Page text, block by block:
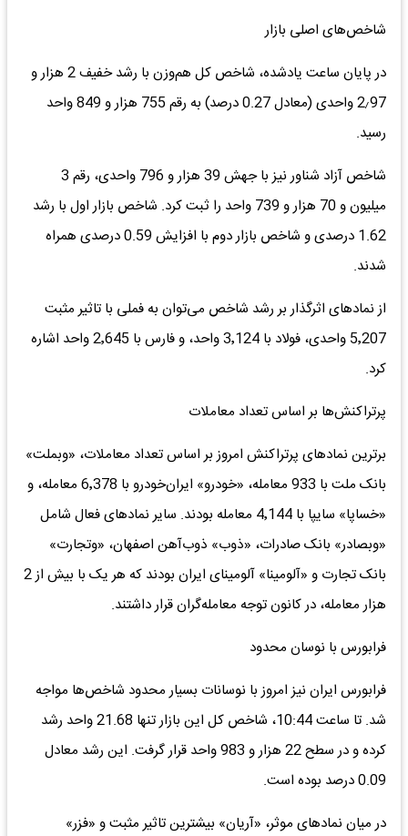
شاخص‌های اصلی بازار
در پایان ساعت یادشده، شاخص کل هم‌وزن با رشد خفیف 2 هزار و
2٫97 واحدی (معادل 0.27 درصد) به رقم 755 هزار و 849 واحد
رسید.
شاخص آزاد شناور نیز با جهش 39 هزار و 796 واحدی، رقم 3
میلیون و 70 هزار و 739 واحد را ثبت کرد. شاخص بازار اول با رشد
1.62 درصدی و شاخص بازار دوم با افزایش 0.59 درصدی همراه
شدند.
از نمادهای اثرگذار بر رشد شاخص می‌توان به فملی با تاثیر مثبت
5٬207 واحدی، فولاد با 3٬124 واحد، و فارس با 2٬645 واحد اشاره
کرد.
پرتراکنش‌ها بر اساس تعداد معاملات
برترین نمادهای پرتراکنش امروز بر اساس تعداد معاملات، «وبملت»
بانک ملت با 933 معامله، «خودرو» ایران‌خودرو با 6٬378 معامله، و
«خساپا» سایپا با 4٬144 معامله بودند. سایر نمادهای فعال شامل
«وبصادر» بانک صادرات، «ذوب» ذوب‌آهن اصفهان، «وتجارت»
بانک تجارت و «آلومینا» آلومینای ایران بودند که هر یک با بیش از 2
هزار معامله، در کانون توجه معامله‌گران قرار داشتند.
فرابورس با نوسان محدود
فرابورس ایران نیز امروز با نوسانات بسیار محدود شاخص‌ها مواجه
شد. تا ساعت 10:44، شاخص کل این بازار تنها 21.68 واحد رشد
کرده و در سطح 22 هزار و 983 واحد قرار گرفت. این رشد معادل
0.09 درصد بوده است.
در میان نمادهای موثر، «آریان» بیشترین تاثیر مثبت و «فزر»